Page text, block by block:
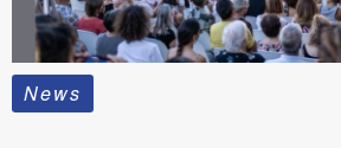
News